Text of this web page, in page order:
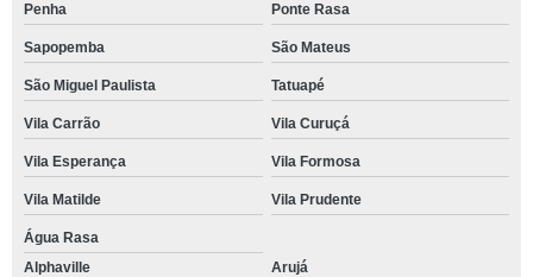
Penha Ponte Rasa
Sapopemba São Mateus
São Miguel Paulista Tatuapé
Vila Carrão Vila Curuçá
Vila Esperança Vila Formosa
Vila Matilde Vila Prudente
Água Rasa
Alphaville
Arujá